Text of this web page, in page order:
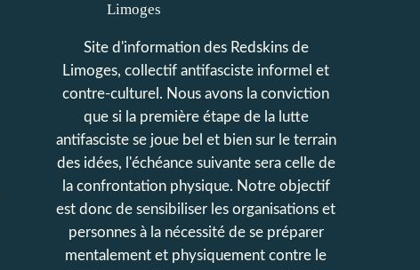
Site d'information des Redskins de
Limoges, collectif antifasciste informel et
contre-culturel. Nous avons la conviction
que si la première étape de la lutte
antifasciste se joue bel et bien sur le terrain
des idées, l'échéance suivante sera celle de
la confrontation physique. Notre objectif
est donc de sensibiliser les organisations et
personnes à la nécessité de se préparer
mentalement et physiquement contre le